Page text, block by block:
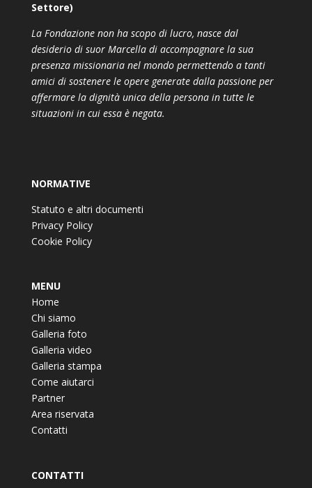
Settore)
La Fondazione non ha scopo di lucro, nasce dal
desiderio di suor Marcella di accompagnare la sua
presenza missionaria nel mondo permettendo a tanti
amici di sostenere le opere generate dalla passione per
affermare la dignità unica della persona in tutte le
situazioni in cui essa è negata.
NORMATIVE
Statuto e altri documenti
Privacy Policy
Cookie Policy
MENU
Home
Chi siamo
Galleria foto
Galleria video
Galleria stampa
Come aiutarci
Partner
Area riservata
Contatti
CONTATTI